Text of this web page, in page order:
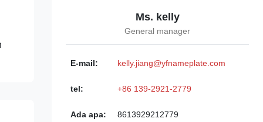
Ms. kelly
General manager
E-mail: kelly.jiang@yfnameplate.com
tel: +86 139-2921-2779
Ada apa: 8613929212779